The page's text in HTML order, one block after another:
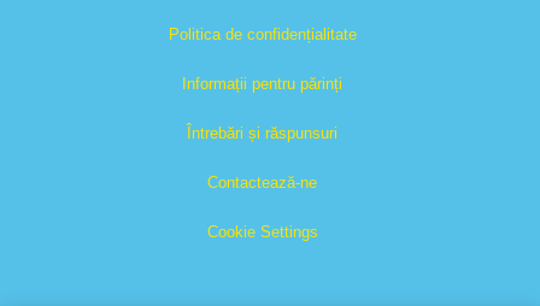
Politica de confidențialitate
Informații pentru părinți
Întrebări și răspunsuri
Contactează-ne
Cookie Settings